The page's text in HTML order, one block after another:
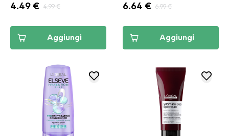
4.49 € 4.99 €
Aggiungi
6.64 € 6.99 €
Aggiungi